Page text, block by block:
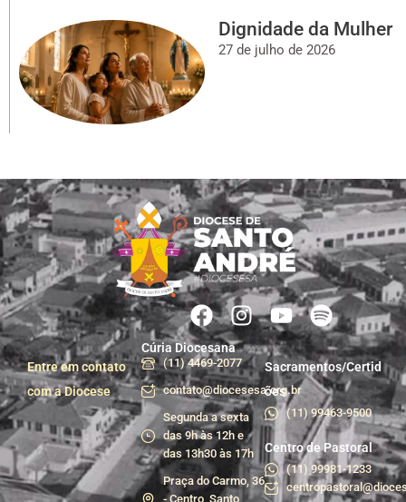
Dignidade da Mulher
27 de julho de 2026
Entre em contato
com a Diocese
Cúria Diocesana
(11) 4469-2077
contato@diocesesa.org.br
Segunda a sexta
das 9h às 12h e
das 13h30 às 17h
Praça do Carmo, 36
- Centro, Santo
Sacramentos/Certid
ões
(11) 99463-9500
Centro de Pastoral
(11) 99981-1233